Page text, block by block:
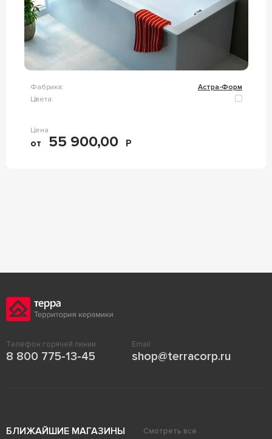
Фабрика:
Астра-Форм
Цвета:
Цена
от 55 900,00 Р
Телефон горячей линии
8 800 775-13-45
Email
shop@terracorp.ru
БЛИЖАЙШИЕ МАГАЗИНЫ Смотреть все